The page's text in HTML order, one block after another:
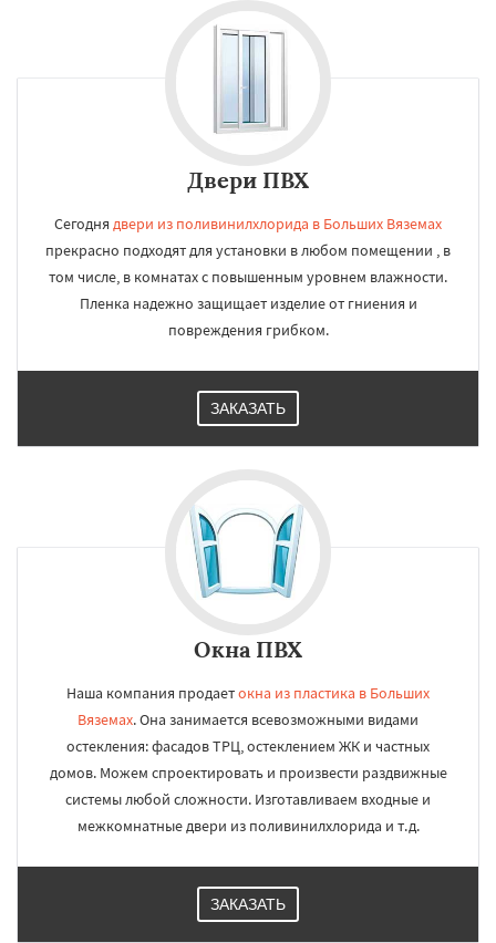
Двери ПВХ
Сегодня двери из поливинилхлорида в Больших Вяземах
прекрасно подходят для установки в любом помещении , в
том числе, в комнатах с повышенным уровнем влажности.
Пленка надежно защищает изделие от гниения и
повреждения грибком.
ЗАКАЗАТЬ
Окна ПВХ
Наша компания продаетокна из пластика в Больших
Вяземах. Она занимается всевозможными видами
остекления: фасадов ТРЦ, остеклением ЖК и частных
домов. Можем спроектировать и произвести раздвижные
системы любой сложности. Изготавливаем входные и
межкомнатные двери из поливинилхлорида и т.д.
ЗАКАЗАТЬ